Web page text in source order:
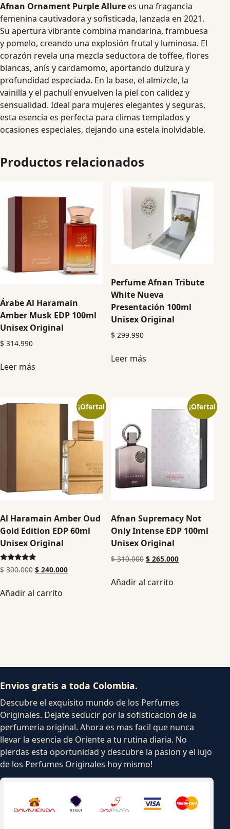
Afnan Ornament Purple Allure es una fragancia
femenina cautivadora y sofisticada, lanzada en 2021.
Su apertura vibrante combina mandarina, frambuesa
y pomelo, creando una explosión frutal y luminosa. El
corazón revela una mezcla seductora de toffee, flores
blancas, anís y cardamomo, aportando dulzura y
profundidad especiada. En la base, el almizcle, la
vainilla y el pachulí envuelven la piel con calidez y
sensualidad. Ideal para mujeres elegantes y seguras,
esta esencia es perfecta para climas templados y
ocasiones especiales, dejando una estela inolvidable.
Productos relacionados
Árabe Al Haramain
Amber Musk EDP 100ml
Unisex Original
$ 314.990
Leer más
Perfume Afnan Tribute
White Nueva
Presentación 100ml
Unisex Original
$ 299.990
Leer más
¡Oferta!
Al Haramain Amber Oud
Gold Edition EDP 60ml
Unisex Original
Valorado en
5.00
$300.000 $ 240.000
Añadir al carrito
¡Oferta!
Afnan Supremacy Not
Only Intense EDP 100ml
Unisex Original
$310.000 $ 265.000
Añadir al carrito
Envios gratis a toda Colombia.
Descubre el exquisito mundo de los Perfumes
Originales. Dejate seducir por la sofisticacion de la
perfumeria original. Ahora es mas facil que nunca
llevar la esencia de Oriente a tu rutina diaria. No
pierdas esta oportunidad y descubre la pasion y el lujo
de los Perfumes Originales hoy mismo!